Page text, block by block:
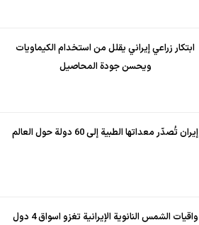
ابتكار زراعي إيراني يقلل من استخدام الكيماويات
ويحسن جودة المحاصيل
إيران تُصدّر معداتها الطبية إلى 60 دولة حول العالم
واقيات الشمس النانوية الإيرانية تغزو اسواق 4 دول